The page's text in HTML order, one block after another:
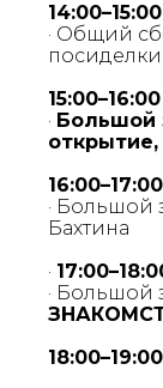
14:00–15:00
· Общий
посиделки
15:00–16:00
· Большой
16:00–17:00
· Большой
Бахтина
·
· Большой